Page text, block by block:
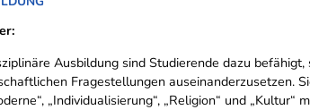
Ausbildung sind Studierende dazu
Fragestellungen
„Individualisierung“, „Religion“ und